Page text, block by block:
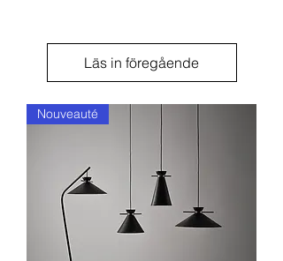
Läs in föregående
Nouveauté